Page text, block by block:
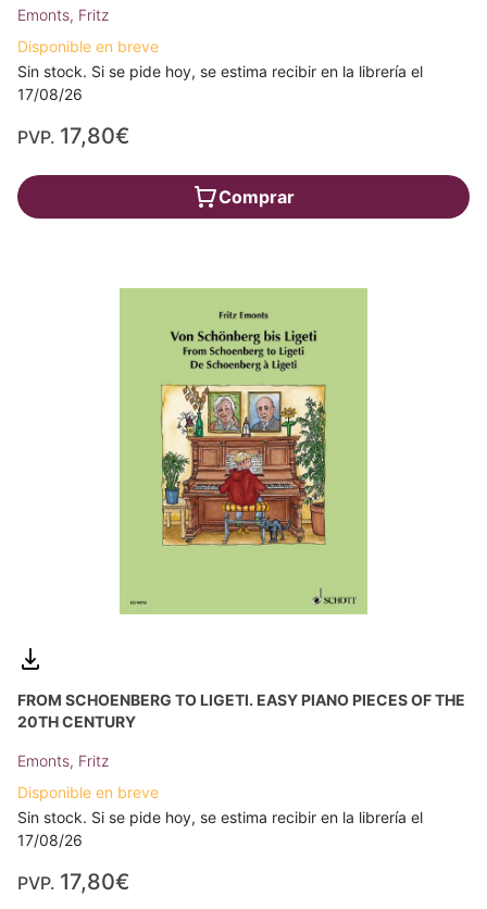
Emonts, Fritz
Disponible en breve
Sin stock. Si se pide hoy, se estima recibir en la librería el
17/08/26
PVP. 17,80€
Comprar
FROM SCHOENBERG TO LIGETI. EASY PIANO PIECES OF THE
20TH CENTURY
Emonts, Fritz
Disponible en breve
Sin stock. Si se pide hoy, se estima recibir en la librería el
17/08/26
PVP. 17,80€